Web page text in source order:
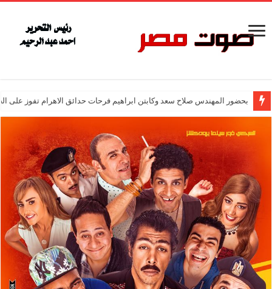
بحضور المهندس صلاح سعد وكابتن ابراهيم فرحات حدائق الاهرام تفوز على